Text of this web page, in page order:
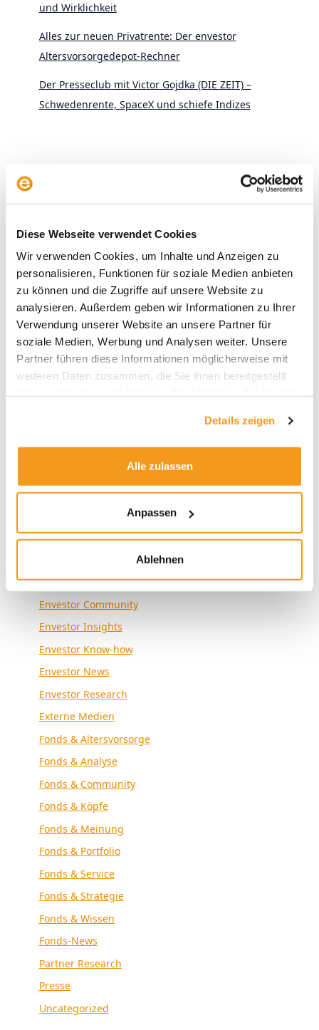
Diese Webseite verwendet Cookies
Wir verwenden Cookies, um Inhalte und Anzeigen zu
personalisieren, Funktionen für soziale Medien anbieten
zu können und die Zugriffe auf unsere Website zu
analysieren. Außerdem geben wir Informationen zu Ihrer
Verwendung unserer Website an unsere Partner für
soziale Medien, Werbung und Analysen weiter. Unsere
Partner führen diese Informationen möglicherweise mit
weiteren Daten zusammen, die Sie ihnen bereitgestellt
Details zeigen
Alle zulassen
Anpassen
Ablehnen
und Wirklichkeit
Alles zur neuen Privatrente: Der envestor
Altersvorsorgedepot-Rechner
Der Presseclub mit Victor Gojdka (DIE ZEIT) –
Schwedenrente, SpaceX und schiefe Indizes
Archive
2026
2025
2024
2023
2022
2021
2020
Kategorien
Envestor Academy
Envestor Community
Envestor Insights
Envestor Know-how
Envestor News
Envestor Research
Externe Medien
Fonds & Altersvorsorge
Fonds & Analyse
Fonds & Community
Fonds & Köpfe
Fonds & Meinung
Fonds & Portfolio
Fonds & Service
Fonds & Strategie
Fonds & Wissen
Fonds-News
Partner Research
Presse
Uncategorized